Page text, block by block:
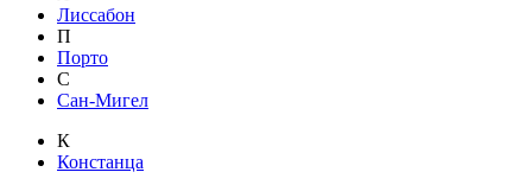
Лиссабон
П
Порто
С
Сан-Мигел
К
Констанца